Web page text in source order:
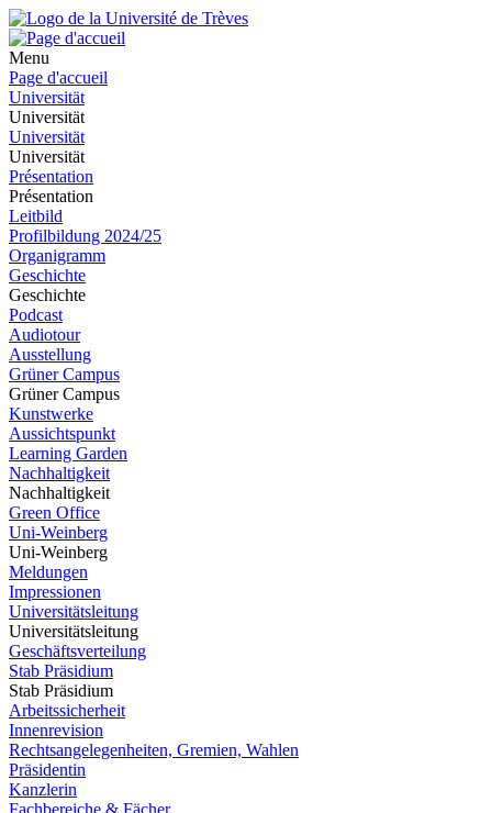
Menu
Page d'accueil
Universität
Universität
Universität
Universität
Présentation
Présentation
Leitbild
Profilbildung 2024/25
Organigramm
Geschichte
Geschichte
Podcast
Audiotour
Ausstellung
Grüner Campus
Grüner Campus
Kunstwerke
Aussichtspunkt
Learning Garden
Nachhaltigkeit
Nachhaltigkeit
Green Office
Uni-Weinberg
Uni-Weinberg
Meldungen
Impressionen
Universitätsleitung
Universitätsleitung
Geschäftsverteilung
Stab Präsidium
Stab Präsidium
Arbeitssicherheit
Innenrevision
Rechtsangelegenheiten, Gremien, Wahlen
Präsidentin
Kanzlerin
Fachbereiche & Fächer